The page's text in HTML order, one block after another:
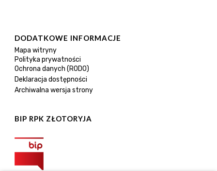
DODATKOWE INFORMACJE
Mapa witryny
Polityka prywatności
Ochrona danych (RODO)
Deklaracja dostępności
Archiwalna wersja strony
BIP RPK ZŁOTORYJA